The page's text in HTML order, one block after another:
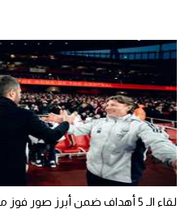
لقاء الـ 5 أهداف ضمن أبرز صور فوز مانشستر يونايتد على أرسنال